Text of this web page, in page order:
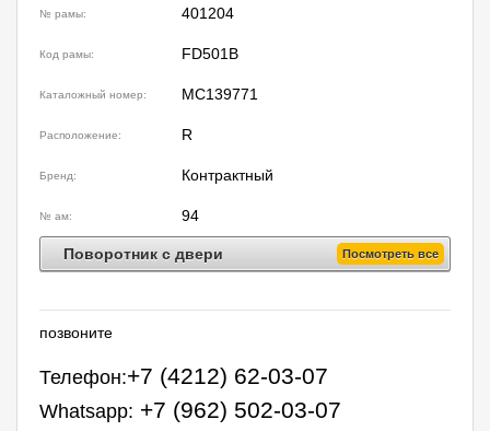
№ рамы: 401204
Код рамы: FD501B
Каталожный номер: MC139771
Расположение: R
Бренд: Контрактный
№ ам: 94
Поворотник с двери Посмотреть все
позвоните
Телефон:+7 (4212) 62-03-07
Whatsapp: +7 (962) 502-03-07